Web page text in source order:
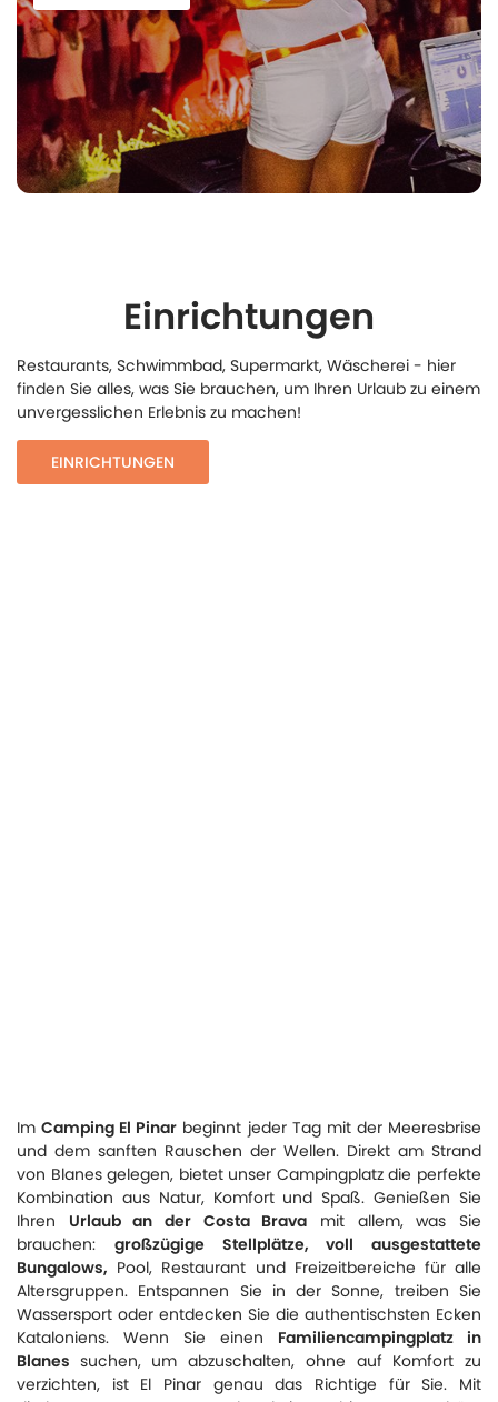
Einrichtungen
Restaurants, Schwimmbad, Supermarkt, Wäscherei - hier
finden Sie alles, was Sie brauchen, um Ihren Urlaub zu einem
unvergesslichen Erlebnis zu machen!
EINRICHTUNGEN
ImCamping El Pinar beginnt jeder Tag mit der Meeresbrise
und dem sanften Rauschen der Wellen. Direkt am Strand
von Blanes gelegen, bietet unser Campingplatz die perfekte
Kombination aus Natur, Komfort und Spaß. Genießen Sie
Ihren Urlaub an der Costa Brava mit allem, was Sie
brauchen: großzügige Stellplätze, voll ausgestattete
Bungalows, Pool, Restaurant und Freizeitbereiche für alle
Altersgruppen. Entspannen Sie in der Sonne, treiben Sie
Wassersport oder entdecken Sie die authentischsten Ecken
Kataloniens. Wenn Sie einen Familiencampingplatz in
Blanes suchen, um abzuschalten, ohne auf Komfort zu
verzichten, ist El Pinar genau das Richtige für Sie. Mit